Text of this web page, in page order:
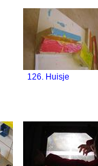
126. Huisje